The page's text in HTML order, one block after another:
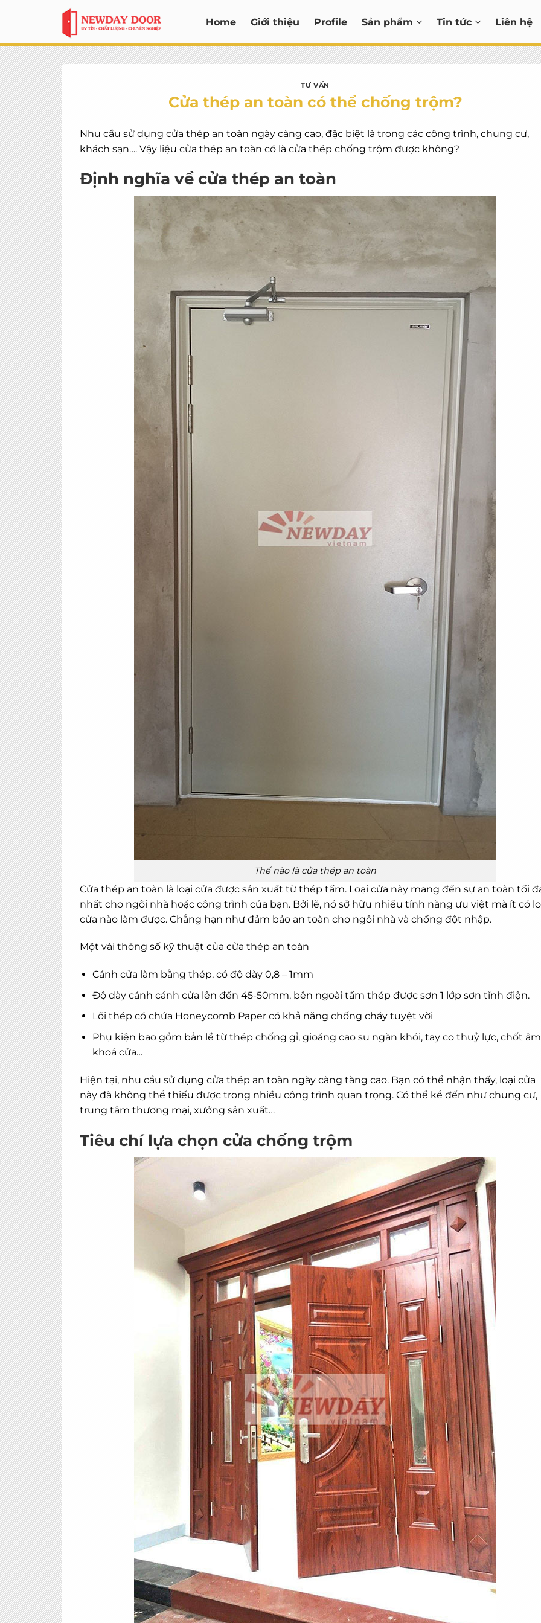
MIỄN PHÍ THIẾT KẾ 3D, ĐO ĐẠC
ĐĂNG KÝ NGAY
dung
Home Giới thiệu Profile Sản phẩm Tin tức Liên hệ
TƯ VẤN
Cửa thép an toàn có thể chống trộm?
Nhu cầu sử dụng cửa thép an toàn ngày càng cao, đặc biệt là trong các công trình, chung cư,
khách sạn…. Vậy liệu cửa thép an toàn có là cửa thép chống trộm được không?
Định nghĩa về cửa thép an toàn
Thế nào là cửa thép an toàn
Cửa thép an toàn là loại cửa được sản xuất từ thép tấm. Loại cửa này mang đến sự an toàn tối
nhất cho ngôi nhà hoặc công trình của bạn. Bởi lẽ, nó sở hữu nhiều tính năng ưu việt mà ít có
cửa nào làm được. Chẳng hạn như đảm bảo an toàn cho ngôi nhà và chống đột nhập.
Một vài thông số kỹ thuật của cửa thép an toàn
Cánh cửa làm bằng thép, có độ dày 0,8 – 1mm
Độ dày cánh cánh cửa lên đến 45-50mm, bên ngoài tấm thép được sơn 1 lớp sơn tĩnh điện.
Lõi thép có chứa Honeycomb Paper có khả năng chống cháy tuyệt vời
Phụ kiện bao gồm bản lề từ thép chống gỉ, gioăng cao su ngăn khói, tay co thuỷ lực, chốt
khoá cửa…
Hiện tại, nhu cầu sử dụng cửa thép an toàn ngày càng tăng cao. Bạn có thể nhận thấy, loại cửa
này đã không thể thiếu được trong nhiều công trình quan trọng. Có thể kể đến như chung cư,
trung tâm thương mại, xưởng sản xuất…
Tiêu chí lựa chọn cửa chống trộm